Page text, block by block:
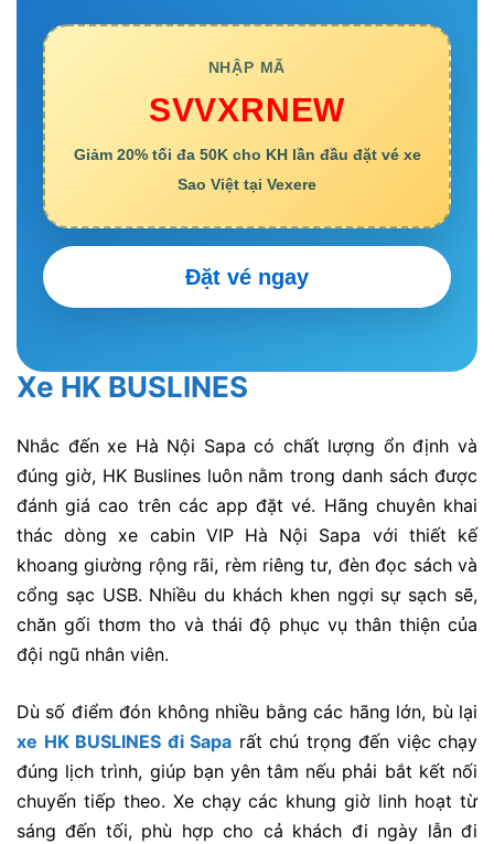
NHẬP MÃ
SVVXRNEW
Giảm 20% tối đa 50K cho KH lần đầu đặt vé xe
Sao Việt tại Vexere
Đặt vé ngay
Xe HK BUSLINES
Nhắc đến xe Hà Nội Sapa có chất lượng ổn định và
đúng giờ, HK Buslines luôn nằm trong danh sách được
đánh giá cao trên các app đặt vé. Hãng chuyên khai
thác dòng xe cabin VIP Hà Nội Sapa với thiết kế
khoang giường rộng rãi, rèm riêng tư, đèn đọc sách và
cổng sạc USB. Nhiều du khách khen ngợi sự sạch sẽ,
chăn gối thơm tho và thái độ phục vụ thân thiện của
đội ngũ nhân viên.
Dù số điểm đón không nhiều bằng các hãng lớn, bù lại
xe HK BUSLINES đi Sapa rất chú trọng đến việc chạy
đúng lịch trình, giúp bạn yên tâm nếu phải bắt kết nối
chuyến tiếp theo. Xe chạy các khung giờ linh hoạt từ
sáng đến tối, phù hợp cho cả khách đi ngày lẫn đi